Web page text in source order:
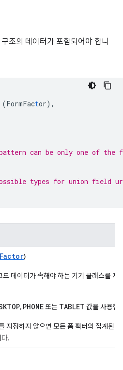
조의 데이터가 포함되어야 합니
(FormFactor) ,
can be only one of the
types for union field
)
드 데이터가 속해야 하는 기기 클래스를 지
, PHONE 또는 TABLET 값을 사용합
지정하지 않으면 모든 폼 팩터의 집계된
.